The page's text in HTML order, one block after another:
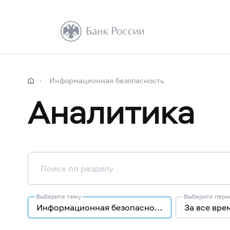
Информационная безопасность
Аналитика
Выберите тему
Информационная безопасность
Выберите
За все